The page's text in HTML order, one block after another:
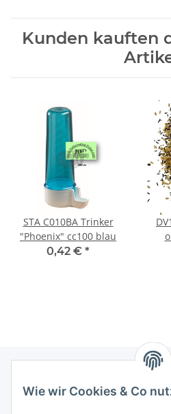
Wie wir Cookies & Co
Kunden kauften
STA C010BA Trinker
"Phoenix" cc100 blau
0,42 € *
Informationen